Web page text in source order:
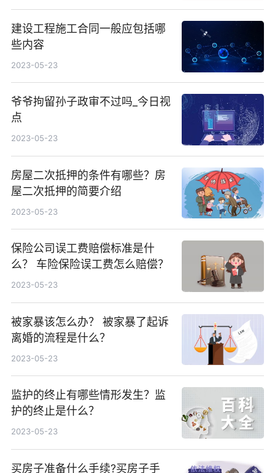
建设工程施工合同一般应包括哪
些内容
2023-05-23
爷爷拘留孙子政审不过吗_今日视
点
2023-05-23
房屋二次抵押的条件有哪些？房
屋二次抵押的简要介绍
2023-05-23
保险公司误工费赔偿标准是什
么？ 车险保险误工费怎么赔偿？
2023-05-23
被家暴该怎么办？ 被家暴了起诉
离婚的流程是什么？
2023-05-23
监护的终止有哪些情形发生？监
护的终止是什么？
2023-05-23
买房子准备什么手续?买房子手